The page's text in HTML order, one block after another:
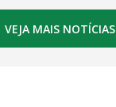
VEJA MAIS NOTÍCIAS